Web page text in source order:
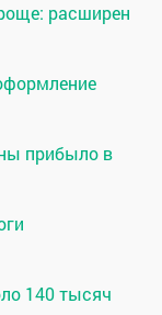
расширен
прибыло в
140 тысяч